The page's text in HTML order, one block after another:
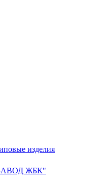
изделия
ЖБК"